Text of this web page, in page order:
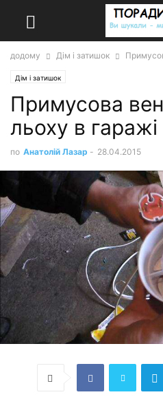
додому Дім і затишок
Дім і затишок
Примусова
льоху в гаражі
по Анатолій Лазар - 28.04.2015